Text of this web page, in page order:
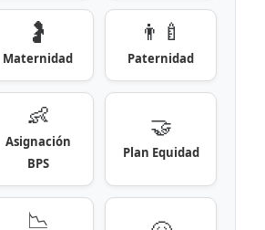
🤰
Maternidad
👨‍🍼
Paternidad
👶
Asignación
BPS
🤝
Plan Equidad
📉